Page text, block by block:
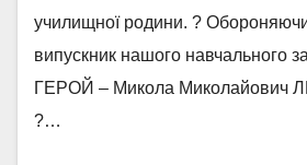
училищної родини. ? Обороняючи
випускник нашого навчального
ГЕРОЙ – Микола
?…